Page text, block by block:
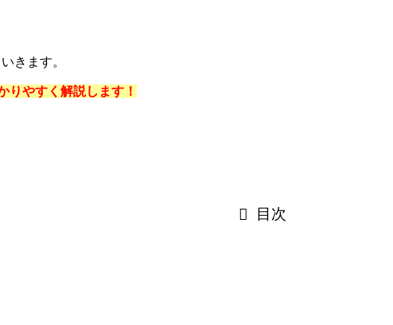
きます。
りやすく解説します！
目次